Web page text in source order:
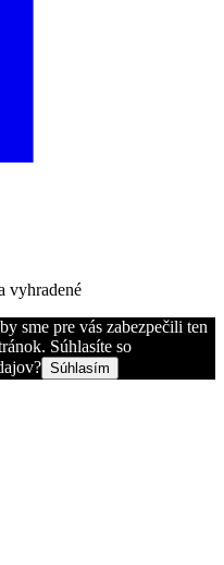
vyhradené
sme pre vás zabezpečili ten
Súhlasíte so
Súhlasím